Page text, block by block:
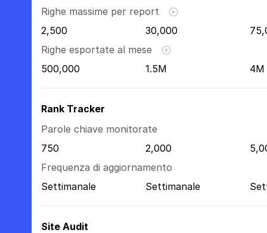
Righe massime per report
2,500
30,000
Righe esportate al mese
500,000
1.5M 4M
Rank Tracker
Parole chiave monitorate
750
2,000
Frequenza di aggiornamento
Settimanale
Settimanale
Site Audit